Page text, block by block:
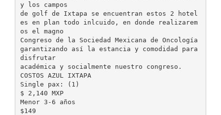
y los campos
de golf de Ixtapa se encuentran estos 2 hotel
es en plan todo inlcuido, en donde realizarem
os el magno
Congreso de la Sociedad Mexicana de Oncología
garantizando así la estancia y comodidad para
disfrutar
académica y socialmente nuestro congreso.
COSTOS AZUL IXTAPA
Single pax: (1)
$ 2,140 MXP
Menor 3-6 años
$149